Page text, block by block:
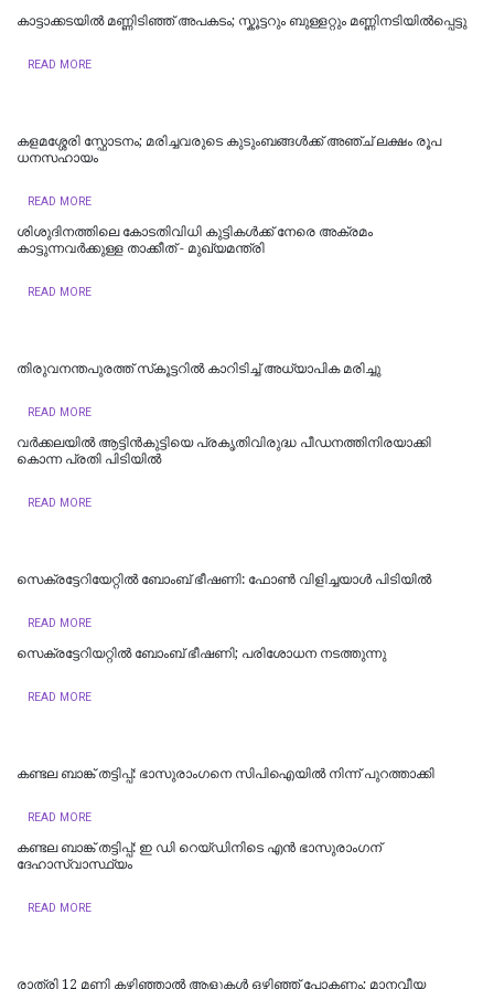
കാട്ടാക്കടയിൽ മണ്ണിടിഞ്ഞ് അപകടം; സ്കൂട്ടറും ബുള്ളറ്റും മണ്ണിനടിയിൽപ്പെട്ടു
READ MORE
കളമശ്ശേരി സ്ഫോടനം; മരിച്ചവരുടെ കുടുംബങ്ങള്‍ക്ക് അഞ്ച് ലക്ഷം രൂപ
ധനസഹായം
READ MORE
ശിശുദിനത്തിലെ കോടതിവിധി കുട്ടികൾക്ക് നേരെ അക്രമം
കാട്ടുന്നവര്‍ക്കുള്ള താക്കീത് - മുഖ്യമന്ത്രി
READ MORE
തിരുവനന്തപുരത്ത് സ്‌കൂട്ടറില്‍ കാറിടിച്ച് അധ്യാപിക മരിച്ചു
READ MORE
വർക്കലയിൽ ആട്ടിൻകുട്ടിയെ പ്രകൃതിവിരുദ്ധ പീഡനത്തിനിരയാക്കി
കൊന്ന പ്രതി പിടിയിൽ
READ MORE
സെക്രട്ടേറിയേറ്റിൽ ബോംബ് ഭീഷണി: ഫോൺ വിളിച്ചയാൾ പിടിയിൽ
READ MORE
സെക്രട്ടേറിയറ്റിൽ ബോംബ് ഭീഷണി; പരിശോധന നടത്തുന്നു
READ MORE
കണ്ടല ബാങ്ക് തട്ടിപ്പ്: ഭാസുരാംഗനെ സിപിഐയില്‍ നിന്ന് പുറത്താക്കി
READ MORE
കണ്ടല ബാങ്ക് തട്ടിപ്പ്: ഇ ഡി റെയ്‌ഡിനിടെ എൻ ഭാസുരാംഗന്
ദേഹാസ്വാസ്ഥ്യം
READ MORE
രാത്രി 12 മണി കഴിഞ്ഞാൽ ആളുകൾ ഒഴിഞ്ഞ് പോകണം; മാനവീയ